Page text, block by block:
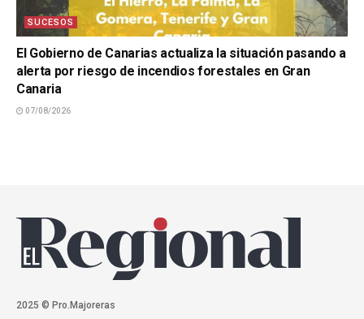
SUCESOS
El Gobierno de Canarias actualiza la situación pasando a
alerta por riesgo de incendios forestales en Gran
Canaria
07/08/2026
2025 © Pro.Majoreras